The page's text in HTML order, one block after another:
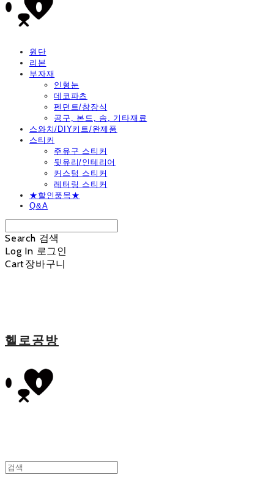
원단
리본
부자재
인형눈
데코파츠
펜던트/참장식
공구, 본드, 솜, 기타재료
스와치/DIY키트/완제품
스티커
주유구 스티커
뒷유리/인테리어
커스텀 스티커
레터링 스티커
★할인품목★
Q&A
Search 검색
Log In 로그인
Cart장바구니
헬로공방